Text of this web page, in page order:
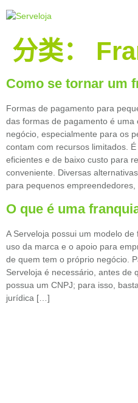
分类：
Como se tornar um
Formas de pagamento para
das formas de pagamento é
negócio, especialmente para os
contam com recursos limitados.
eficientes e de baixo custo para
conveniente. Diversas
para pequenos
O que é uma
A Serveloja possui um modelo
uso da marca e o apoio para
de quem tem o próprio negócio.
Serveloja é necessário, antes de
possua um CNPJ; para isso,
jurídica […]